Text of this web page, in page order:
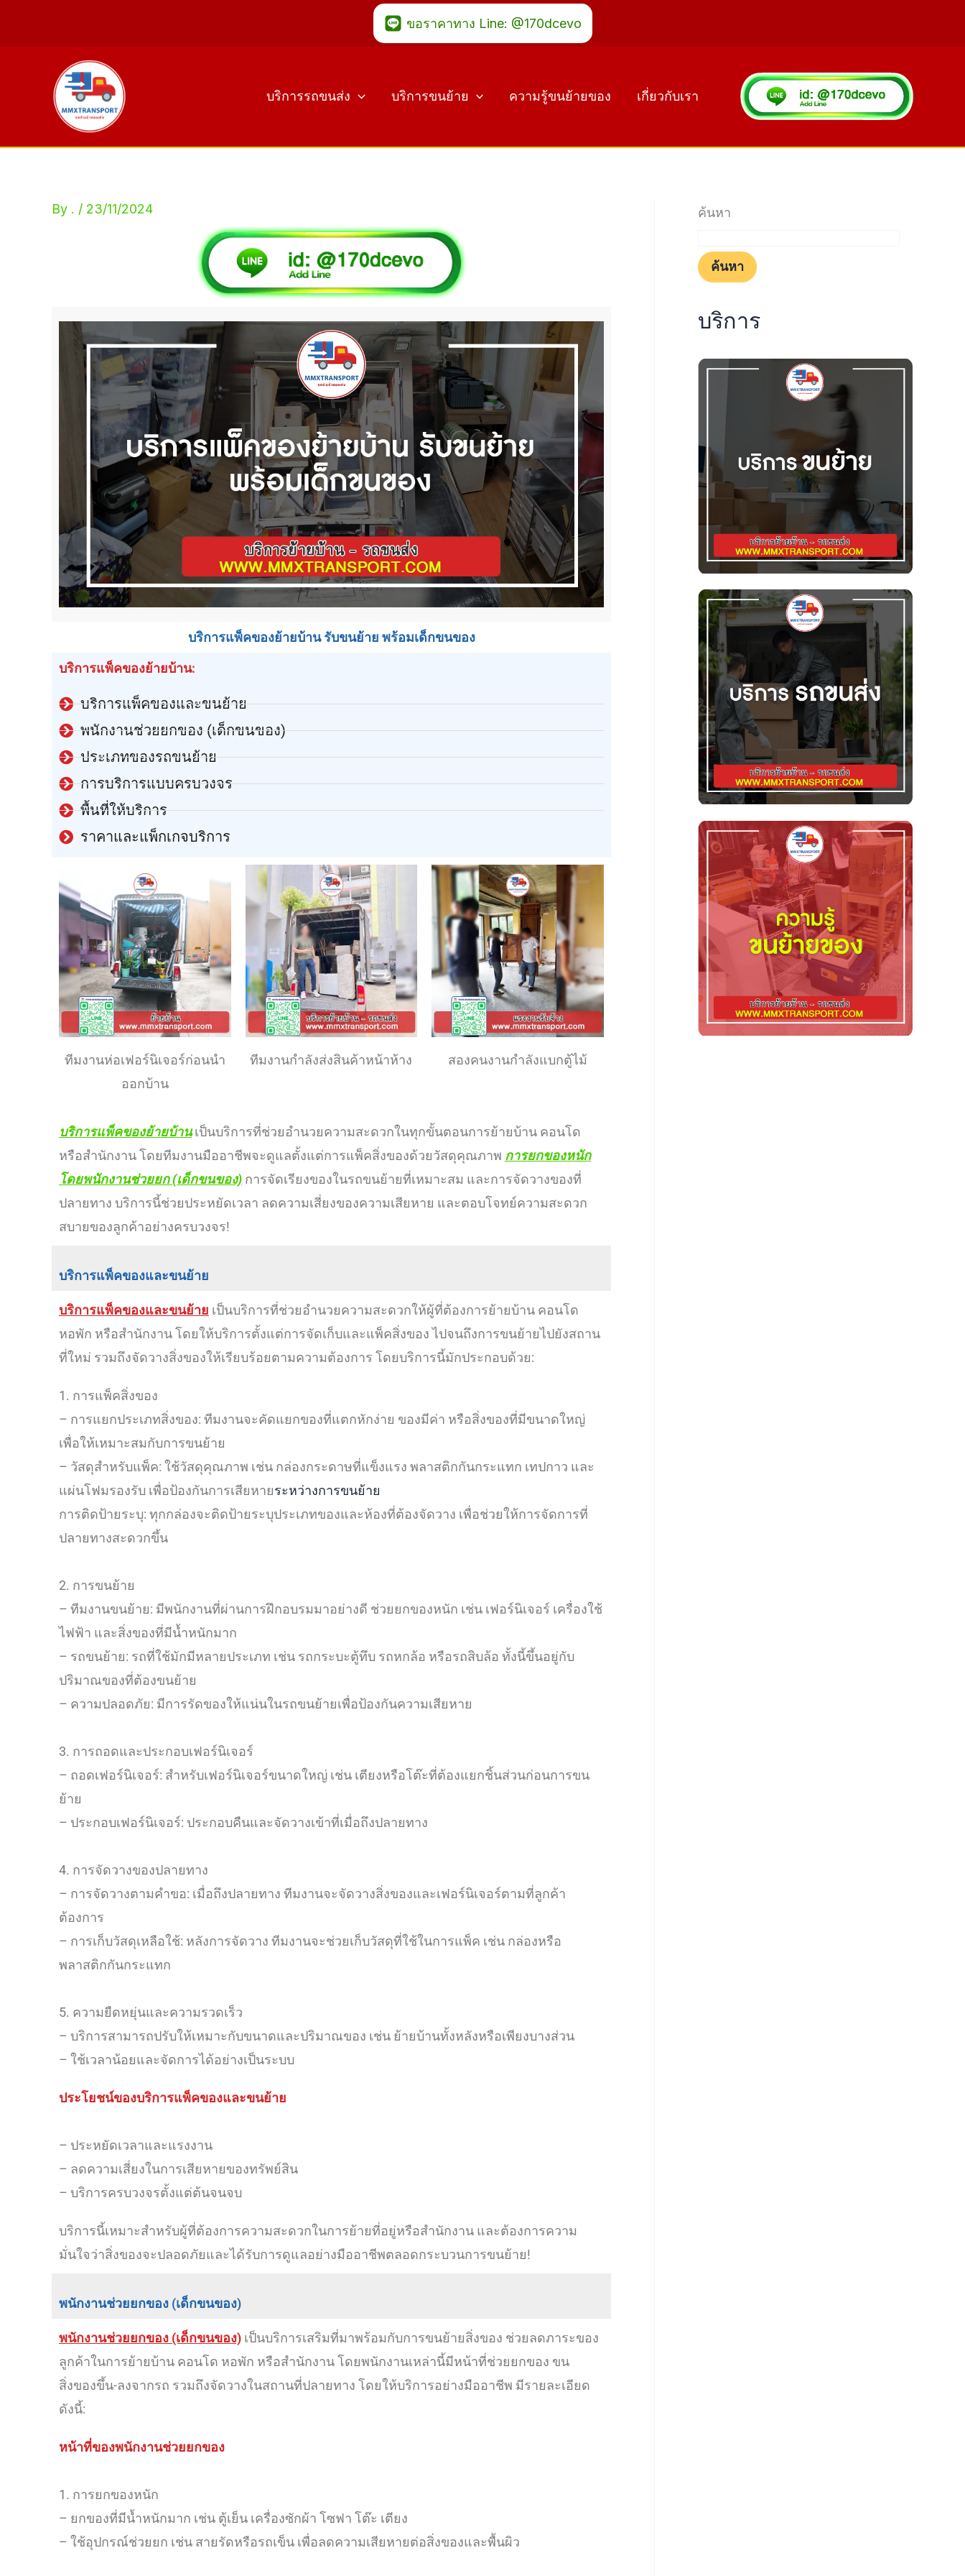
ขอราคาทาง Line: @170dcevo
บริการรถขนส่ง บริการขนย้าย ความรู้ขนย้ายของ เกี่ยวกับเรา
By . / 23/11/2024
บริการแพ็คของย้ายบ้าน รับขนย้าย พร้อมเด็กขนของ
บริการแพ็คของย้ายบ้าน:
บริการแพ็คของและขนย้าย
พนักงานช่วยยกของ (เด็กขนของ)
ประเภทของรถขนย้าย
การบริการแบบครบวงจร
พื้นที่ให้บริการ
ราคาและแพ็กเกจบริการ
ทีมงานห่อเฟอร์นิเจอร์ก่อนนำ
ออกบ้าน
ทีมงานกำลังส่งสินค้าหน้าห้าง สองคนงานกำลังแบกตู้ไม้
บริการแพ็คของย้ายบ้านเป็นบริการที่ช่วยอำนวยความสะดวกในทุกขั้นตอนการย้ายบ้าน คอนโด
หรือสำนักงาน โดยทีมงานมืออาชีพจะดูแลตั้งแต่การแพ็คสิ่งของด้วยวัสดุคุณภาพ การยกของหนัก
โดยพนักงานช่วยยก (เด็กขนของ) การจัดเรียงของในรถขนย้ายที่เหมาะสม และการจัดวางของที่
ปลายทาง บริการนี้ช่วยประหยัดเวลา ลดความเสี่ยงของความเสียหาย และตอบโจทย์ความสะดวก
สบายของลูกค้าอย่างครบวงจร!
บริการแพ็คของและขนย้าย
บริการแพ็คของและขนย้าย เป็นบริการที่ช่วยอำนวยความสะดวกให้ผู้ที่ต้องการย้ายบ้าน คอนโด
หอพัก หรือสำนักงาน โดยให้บริการตั้งแต่การจัดเก็บและแพ็คสิ่งของ ไปจนถึงการขนย้ายไปยังสถาน
ที่ใหม่ รวมถึงจัดวางสิ่งของให้เรียบร้อยตามความต้องการ โดยบริการนี้มักประกอบด้วย:
1. การแพ็คสิ่งของ
– การแยกประเภทสิ่งของ: ทีมงานจะคัดแยกของที่แตกหักง่าย ของมีค่า หรือสิ่งของที่มีขนาดใหญ่
เพื่อให้เหมาะสมกับการขนย้าย
– วัสดุสำหรับแพ็ค: ใช้วัสดุคุณภาพ เช่น กล่องกระดาษที่แข็งแรง พลาสติกกันกระแทก เทปกาว และ
แผ่นโฟมรองรับ เพื่อป้องกันการเสียหายระหว่างการขนย้าย
การติดป้ายระบุ: ทุกกล่องจะติดป้ายระบุประเภทของและห้องที่ต้องจัดวาง เพื่อช่วยให้การจัดการที่
ปลายทางสะดวกขึ้น
2. การขนย้าย
– ทีมงานขนย้าย: มีพนักงานที่ผ่านการฝึกอบรมมาอย่างดี ช่วยยกของหนัก เช่น เฟอร์นิเจอร์ เครื่องใช้
ไฟฟ้า และสิ่งของที่มีน้ำหนักมาก
– รถขนย้าย: รถที่ใช้มักมีหลายประเภท เช่น รถกระบะตู้ทึบ รถหกล้อ หรือรถสิบล้อ ทั้งนี้ขึ้นอยู่กับ
ปริมาณของที่ต้องขนย้าย
– ความปลอดภัย: มีการรัดของให้แน่นในรถขนย้ายเพื่อป้องกันความเสียหาย
3. การถอดและประกอบเฟอร์นิเจอร์
– ถอดเฟอร์นิเจอร์: สำหรับเฟอร์นิเจอร์ขนาดใหญ่ เช่น เตียงหรือโต๊ะที่ต้องแยกชิ้นส่วนก่อนการขน
ย้าย
– ประกอบเฟอร์นิเจอร์: ประกอบคืนและจัดวางเข้าที่เมื่อถึงปลายทาง
4. การจัดวางของปลายทาง
– การจัดวางตามคำขอ: เมื่อถึงปลายทาง ทีมงานจะจัดวางสิ่งของและเฟอร์นิเจอร์ตามที่ลูกค้า
ต้องการ
– การเก็บวัสดุเหลือใช้: หลังการจัดวาง ทีมงานจะช่วยเก็บวัสดุที่ใช้ในการแพ็ค เช่น กล่องหรือ
พลาสติกกันกระแทก
5. ความยืดหยุ่นและความรวดเร็ว
– บริการสามารถปรับให้เหมาะกับขนาดและปริมาณของ เช่น ย้ายบ้านทั้งหลังหรือเพียงบางส่วน
– ใช้เวลาน้อยและจัดการได้อย่างเป็นระบบ
ประโยชน์ของบริการแพ็คของและขนย้าย
– ประหยัดเวลาและแรงงาน
– ลดความเสี่ยงในการเสียหายของทรัพย์สิน
– บริการครบวงจรตั้งแต่ต้นจนจบ
บริการนี้เหมาะสำหรับผู้ที่ต้องการความสะดวกในการย้ายที่อยู่หรือสำนักงาน และต้องการความ
มั่นใจว่าสิ่งของจะปลอดภัยและได้รับการดูแลอย่างมืออาชีพตลอดกระบวนการขนย้าย!
พนักงานช่วยยกของ (เด็กขนของ)
พนักงานช่วยยกของ (เด็กขนของ) เป็นบริการเสริมที่มาพร้อมกับการขนย้ายสิ่งของ ช่วยลดภาระของ
ลูกค้าในการย้ายบ้าน คอนโด หอพัก หรือสำนักงาน โดยพนักงานเหล่านี้มีหน้าที่ช่วยยกของ ขน
สิ่งของขึ้น-ลงจากรถ รวมถึงจัดวางในสถานที่ปลายทาง โดยให้บริการอย่างมืออาชีพ มีรายละเอียด
ดังนี้:
หน้าที่ของพนักงานช่วยยกของ
1. การยกของหนัก
– ยกของที่มีน้ำหนักมาก เช่น ตู้เย็น เครื่องซักผ้า โซฟา โต๊ะ เตียง
– ใช้อุปกรณ์ช่วยยก เช่น สายรัดหรือรถเข็น เพื่อลดความเสียหายต่อสิ่งของและพื้นผิว
ค้นหา
ค้นหา
บริการ